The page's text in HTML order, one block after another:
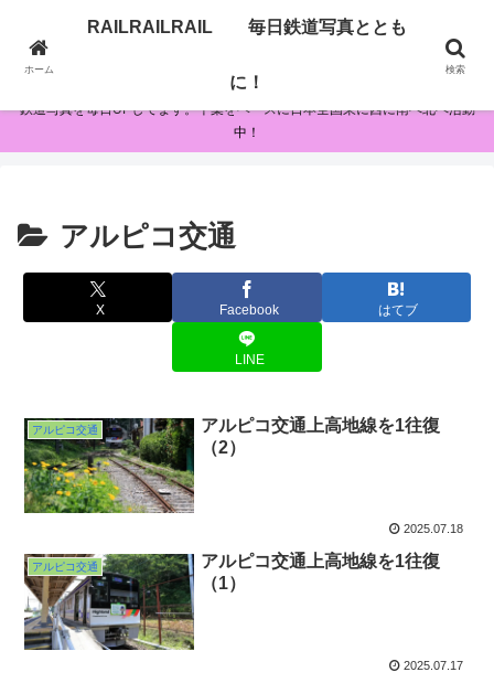
RAILRAILRAIL 毎日鉄道写真とともに！
鉄道写真を毎日UPしてます。千葉をベースに日本全国東に西に南へ北へ活動
中！
アルピコ交通
X Facebook はてブ
LINE
アルピコ交通
アルピコ交通上高地線を1往復
（2）
2025.07.18
アルピコ交通
アルピコ交通上高地線を1往復
（1）
2025.07.17
ホーム
RAILRAILRAIL 毎日鉄道写真ととも
に！
検索